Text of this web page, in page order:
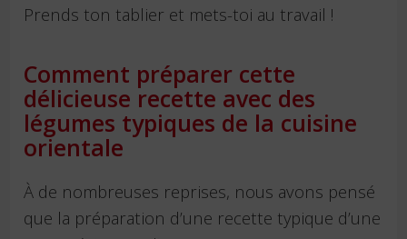
Prends ton tablier et mets-toi au travail !
Comment préparer cette
délicieuse recette avec des
légumes typiques de la cuisine
orientale
À de nombreuses reprises, nous avons pensé
que la préparation d’une recette typique d’une